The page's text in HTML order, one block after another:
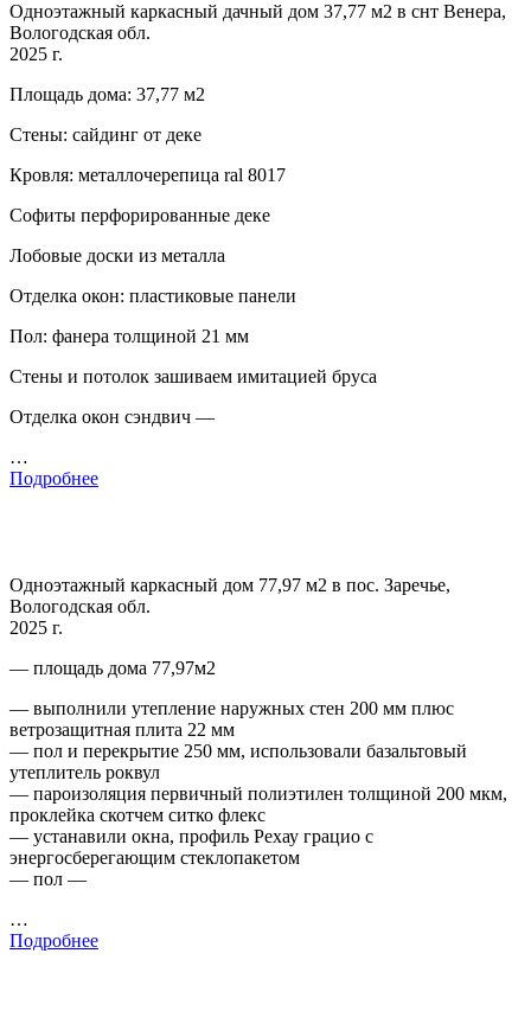
Одноэтажный каркасный дачный дом 37,77 м2 в снт Венера,
Вологодская обл.
2025 г.
Площадь дома: 37,77 м2
Стены: сайдинг от деке
Кровля: металлочерепица ral 8017
Софиты перфорированные деке
Лобовые доски из металла
Отделка окон: пластиковые панели
Пол: фанера толщиной 21 мм
Стены и потолок зашиваем имитацией бруса
Отделка окон сэндвич —
…
Подробнее
Одноэтажный каркасный дом 77,97 м2 в пос. Заречье,
Вологодская обл.
2025 г.
— площадь дома 77,97м2
— выполнили утепление наружных стен 200 мм плюс
ветрозащитная плита 22 мм
— пол и перекрытие 250 мм, использовали базальтовый
утеплитель роквул
— пароизоляция первичный полиэтилен толщиной 200 мкм,
проклейка скотчем ситко флекс
— устанавили окна, профиль Рехау грацио с
энергосберегающим стеклопакетом
— пол —
…
Подробнее